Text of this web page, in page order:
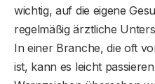
wichtig, auf die eigene
regelmäßig ärztliche
In einer Branche, die oft
ist, kann es leicht